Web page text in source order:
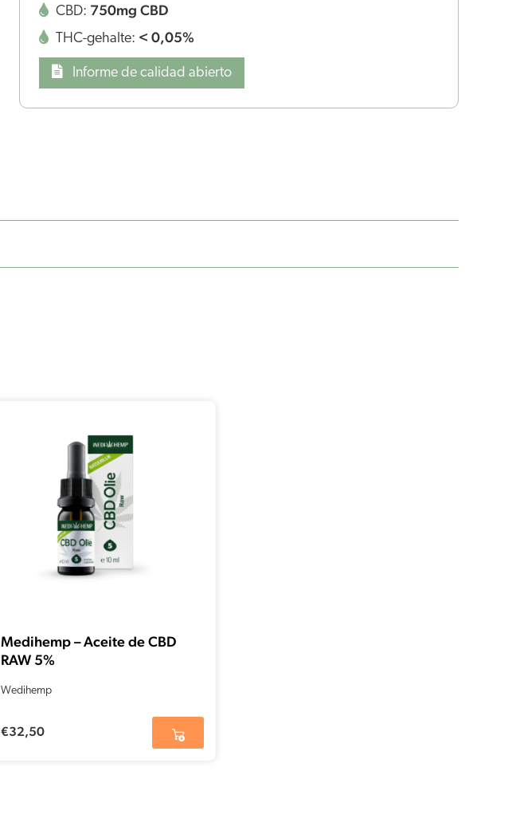
CBD: 750mg CBD
THC-gehalte: < 0,05%
Informe de calidad abierto
Medihemp – Aceite de CBD
RAW 5%
Wedihemp
€32,50